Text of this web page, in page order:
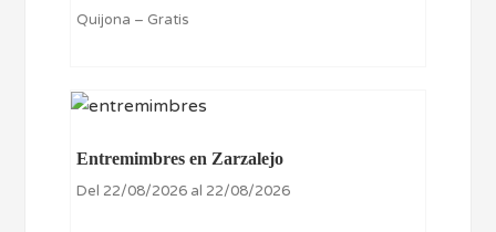
Quijona – Gratis
Entremimbres en Zarzalejo
Del 22/08/2026 al 22/08/2026